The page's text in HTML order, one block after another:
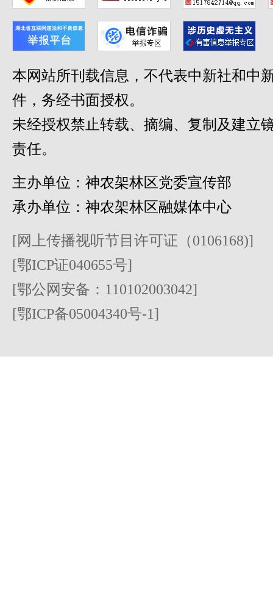
本网站所刊载信息，不代表中新社和中
件，务经书面授权。
未经授权禁止转载、摘编、复制及建立
责任。
主办单位：神农架林区党委宣传部
承办单位：神农架林区融媒体中心
[网上传播视听节目许可证（0106168)]
[鄂ICP证040655号]
[鄂公网安备：110102003042]
[鄂ICP备05004340号-1]